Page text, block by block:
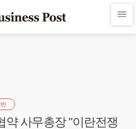
약 사무총장 "이란전쟁